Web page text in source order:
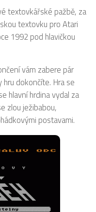
textovkářské pažbě, za
textovku pro Atari
1992 pod hlavičkou
vám zabere pár
dokončíte. Hra se
hlavní hrdina vydal za
zlou ježibabou,
postavami.